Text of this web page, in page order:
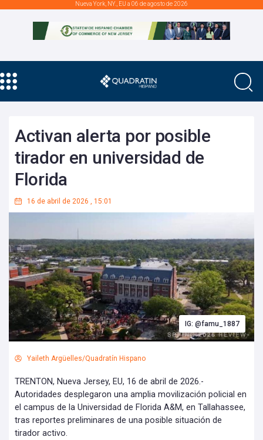
Nueva York, NY., EU a 06 de agosto de 2026
Activan alerta por posible
tirador en universidad de
Florida
16 de abril de 2026 , 15:01
IG: @famu_1887
Yaileth Argüelles/Quadratín Hispano
TRENTON, Nueva Jersey, EU, 16 de abril de 2026.-
Autoridades desplegaron una amplia movilización policial en
el campus de la Universidad de Florida A&M, en Tallahassee,
tras reportes preliminares de una posible situación de
tirador activo.